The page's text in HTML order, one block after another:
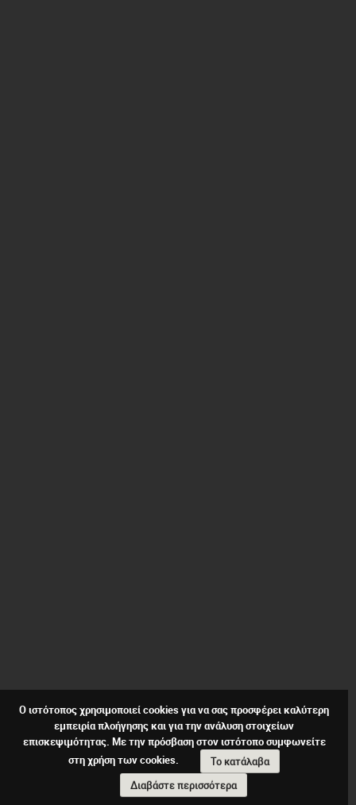
Ο ιστότοπος χρησιμοποιεί cookies για να σας προσφέρει καλύτερη
εμπειρία πλοήγησης και για την ανάλυση στοιχείων
επισκεψιμότητας. Με την πρόσβαση στον ιστότοπο συμφωνείτε
στη χρήση των cookies.
Το κατάλαβα
Διαβάστε περισσότερα